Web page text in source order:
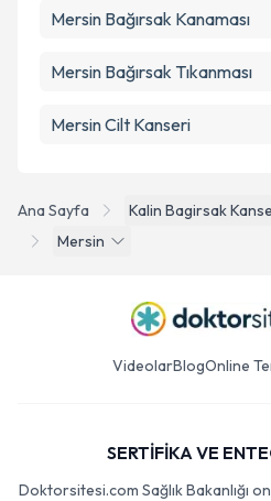
Ana Sayfa
Kalin Bagirsak
Mersin
Mersin Bağırsak Kanaması
Mersin Bağırsak Tıkanması
Mersin Cilt Kanseri
VideolarBlogOnline
SERTİFİKA VE
Doktorsitesi.com Sağlık Bakanlığı